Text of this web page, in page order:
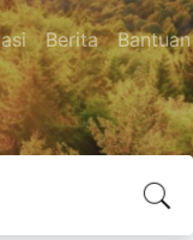
Berita Bantuan